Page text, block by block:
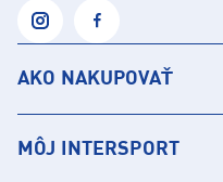
AKO NAKUPOVAŤ
MÔJ INTERSPORT